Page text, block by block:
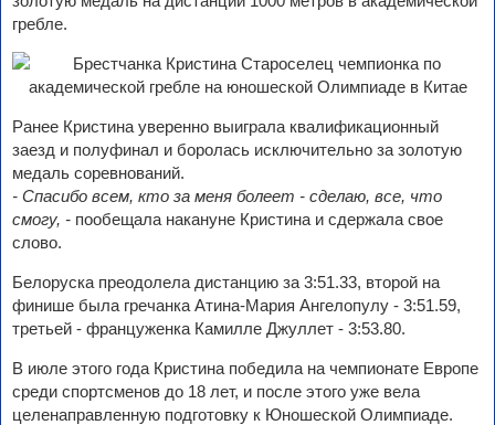
гребле.
Ранее Кристина уверенно выиграла квалификационный
заезд и полуфинал и боролась исключительно за золотую
медаль соревнований.
- Спасибо всем, кто за меня болеет - сделаю, все, что
смогу, - пообещала накануне Кристина и сдержала свое
слово.
Белоруска преодолела дистанцию за 3:51.33, второй на
финише была гречанка Атина-Мария Ангелопулу - 3:51.59,
третьей - француженка Камилле Джуллет - 3:53.80.
В июле этого года Кристина победила на чемпионате Европе
среди спортсменов до 18 лет, и после этого уже вела
целенаправленную подготовку к Юношеской Олимпиаде.